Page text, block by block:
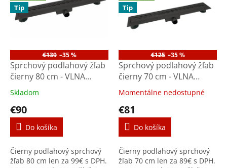
Tip
€139 –35 %
Sprchový podlahový žľab
čierny 80 cm - VLNA
M8001B
Skladom
€90
Do košíka
Čierny podlahový sprchový
žľab 80 cm len za 99€ s DPH.
Tip
€125 –35 %
Sprchový podlahový žľab
čierny 70 cm - VLNA
M7001B
Momentálne nedostupné
€81
Do košíka
Čierny podlahový sprchový
žľab 70 cm len za 89€ s DPH.